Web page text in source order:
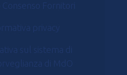
Fornitori
privacy
sul sistema di
di MdO